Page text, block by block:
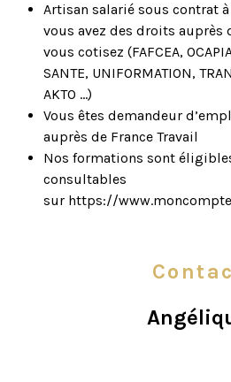
Artisan salarié sous contrat
vous avez des droits auprès
vous cotisez (FAFCEA,
SANTE, UNIFORMATION,
AKTO ...)
Vous êtes demandeur
auprès de France Travail
Nos formations sont
consultables
sur https://